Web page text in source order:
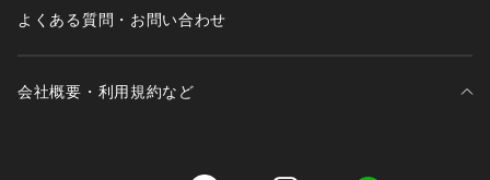
よくある質問・お問い合わせ
会社概要・利用規約など